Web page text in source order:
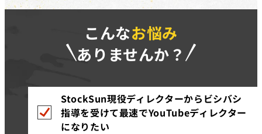
こんなお悩み
ありませんか？
StockSun現役ディレクターからビシバシ
指導を受けて最速でYouTubeディレクター
になりたい